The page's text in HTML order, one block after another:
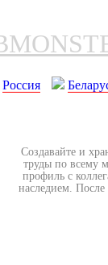
Россия
Создавайте и
труды по всему
профиль с
наследием. После